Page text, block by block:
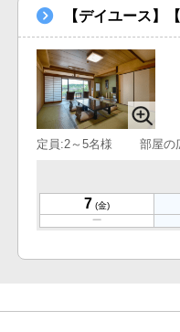
【デイユース】
定員:2～5名様 部屋の
7 (金)